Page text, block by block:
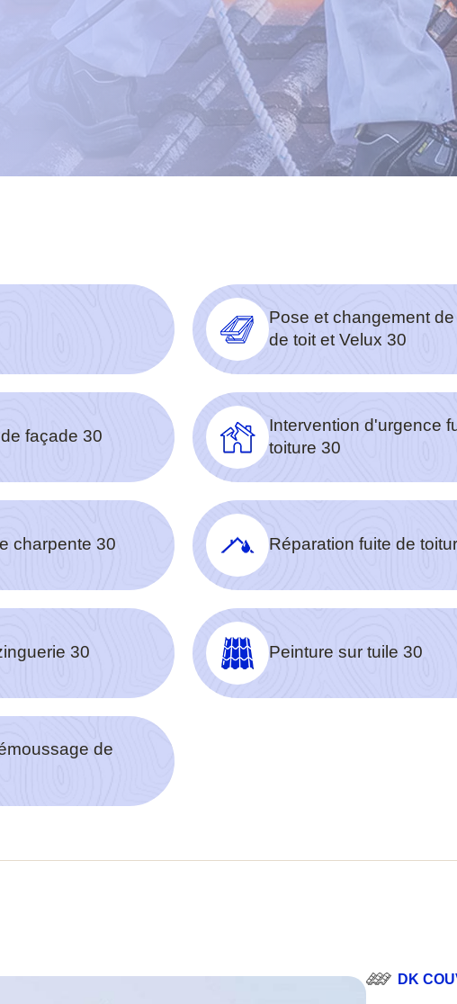
Pose et changement
de toit et Velux 30
façade 30
Intervention d'urgence
toiture 30
charpente 30 Réparation fuite de
30 Peinture sur tuile 30
de
DK